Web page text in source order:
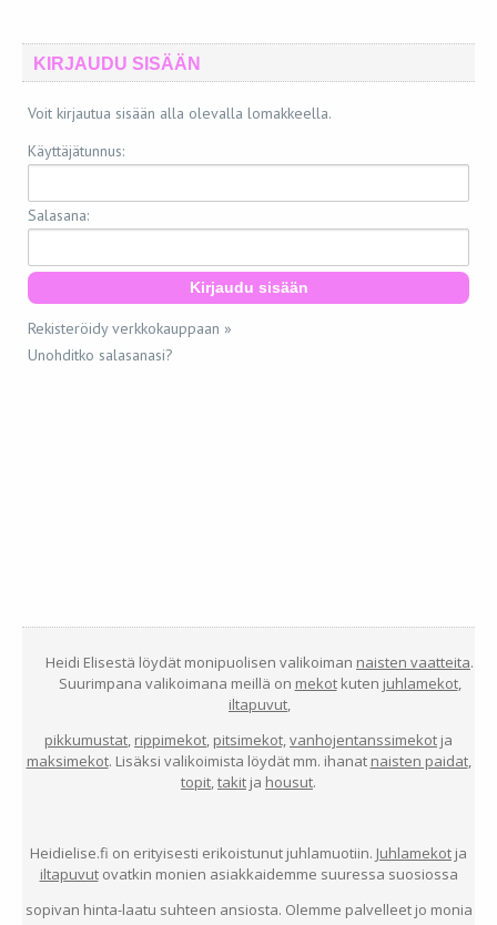
KIRJAUDU SISÄÄN
Voit kirjautua sisään alla olevalla lomakkeella.
Käyttäjätunnus:
Salasana:
Rekisteröidy verkkokauppaan »
Unohditko salasanasi?
Heidi Elisestä löydät monipuolisen valikoiman naisten vaatteita.
Suurimpana valikoimana meillä on mekotkuten juhlamekot,
iltapuvut
pikkumustat rippimekot pitsimekot, vanhojentanssimekot ja
maksimekot. Lisäksi valikoimista löydät mm. ihanat naisten paidat,
topit takit ja housut.
Heidielise.fi on erityisesti erikoistunut juhlamuotiin. Juhlamekot ja
iltapuvutovatkin monien asiakkaidemme suuressa suosiossa
sopivan hinta-laatu suhteen ansiosta. Olemme palvelleet jo monia